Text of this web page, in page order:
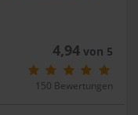
4,94von 5
150 Bewertungen